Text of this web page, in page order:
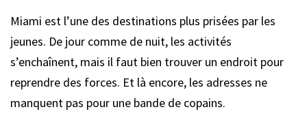
Miami est l’une des destinations plus prisées par les
jeunes. De jour comme de nuit, les activités
s’enchaînent, mais il faut bien trouver un endroit pour
reprendre des forces. Et là encore, les adresses ne
manquent pas pour une bande de copains.